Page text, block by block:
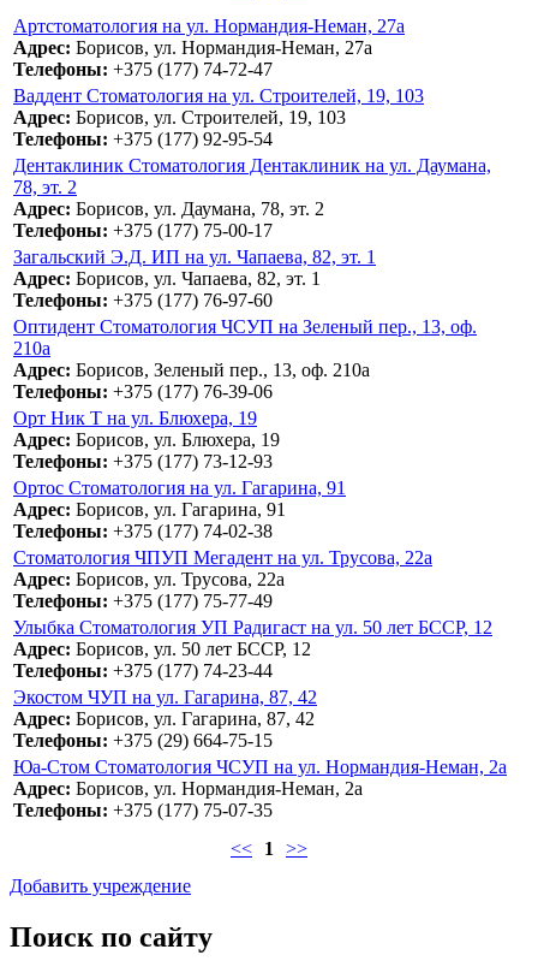
Артстоматология на ул. Нормандия-Неман, 27а
Адрес: Борисов, ул. Нормандия-Неман, 27а
Телефоны: +375 (177) 74-72-47
Ваддент Стоматология на ул. Строителей, 19, 103
Адрес: Борисов, ул. Строителей, 19, 103
Телефоны: +375 (177) 92-95-54
Дентаклиник Стоматология Дентаклиник на ул. Даумана,
78, эт. 2
Адрес: Борисов, ул. Даумана, 78, эт. 2
Телефоны: +375 (177) 75-00-17
Загальский Э.Д. ИП на ул. Чапаева, 82, эт. 1
Адрес: Борисов, ул. Чапаева, 82, эт. 1
Телефоны: +375 (177) 76-97-60
Оптидент Стоматология ЧСУП на Зеленый пер., 13, оф.
210а
Адрес: Борисов, Зеленый пер., 13, оф. 210а
Телефоны: +375 (177) 76-39-06
Орт Ник Т на ул. Блюхера, 19
Адрес: Борисов, ул. Блюхера, 19
Телефоны: +375 (177) 73-12-93
Ортос Стоматология на ул. Гагарина, 91
Адрес: Борисов, ул. Гагарина, 91
Телефоны: +375 (177) 74-02-38
Стоматология ЧПУП Мегадент на ул. Трусова, 22а
Адрес: Борисов, ул. Трусова, 22а
Телефоны: +375 (177) 75-77-49
Улыбка Стоматология УП Радигаст на ул. 50 лет БССР, 12
Адрес: Борисов, ул. 50 лет БССР, 12
Телефоны: +375 (177) 74-23-44
Экостом ЧУП на ул. Гагарина, 87, 42
Адрес: Борисов, ул. Гагарина, 87, 42
Телефоны: +375 (29) 664-75-15
Юа-Стом Стоматология ЧСУП на ул. Нормандия-Неман, 2а
Адрес: Борисов, ул. Нормандия-Неман, 2а
Телефоны: +375 (177) 75-07-35
<<
1 >>
Добавить учреждение
Поиск по сайту